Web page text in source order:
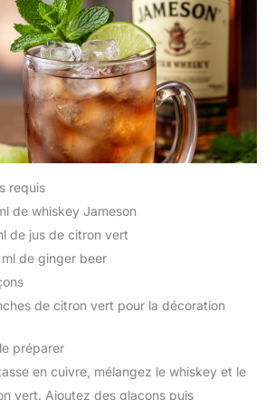
requis
de whiskey Jameson
de jus de citron vert
de ginger beer
de citron vert pour la décoration
préparer
en cuivre, mélangez le whiskey et le
vert. Ajoutez des glaçons puis